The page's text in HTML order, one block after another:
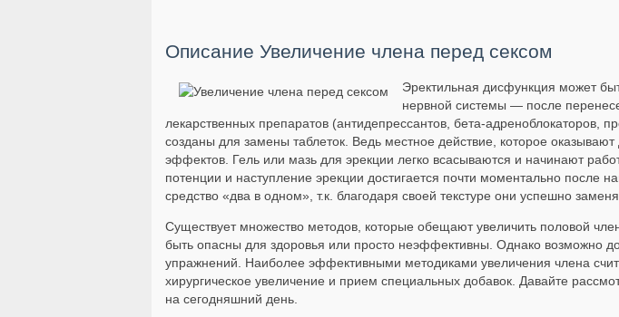
Описание Увеличение члена перед сексом
Эректильная дисфункция может
нервной системы — после
лекарственных препаратов (антидепрессантов, бета-адреноблокаторов,
созданы для замены таблеток. Ведь местное действие, которое
эффектов. Гель или мазь для эрекции легко всасываются и начинают
потенции и наступление эрекции достигается почти моментально
средство «два в одном», т.к. благодаря своей текстуре они успешно
Существует множество методов, которые обещают увеличить половой
быть опасны для здоровья или просто неэффективны. Однако возможно
упражнений. Наиболее эффективными методиками увеличения члена
хирургическое увеличение и прием специальных добавок. Давайте
на сегодняшний день.